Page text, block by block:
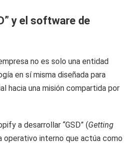
y el software de
no es solo una entidad
en sí misma diseñada para
hacia una misión compartida por
a desarrollar “GSD” (Getting
operativo interno que actúa como